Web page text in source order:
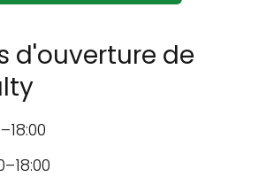
d'ouverture de